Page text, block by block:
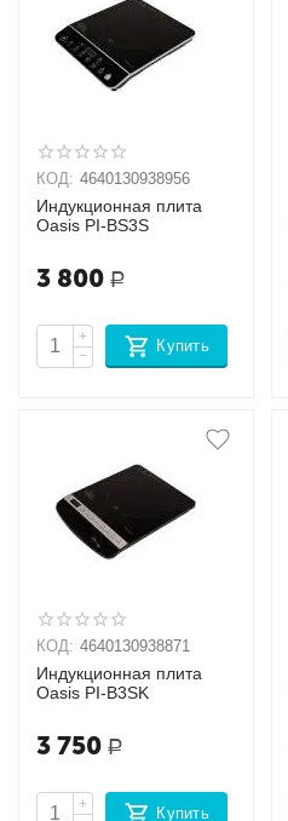
КОД: 4640130938956
Индукционная плита
Oasis РI-BS3S
3 800 Р
+
−
Купить
КОД: 4640130938871
Индукционная плита
Oasis РI-B3SK
3 750 Р
+
Купить